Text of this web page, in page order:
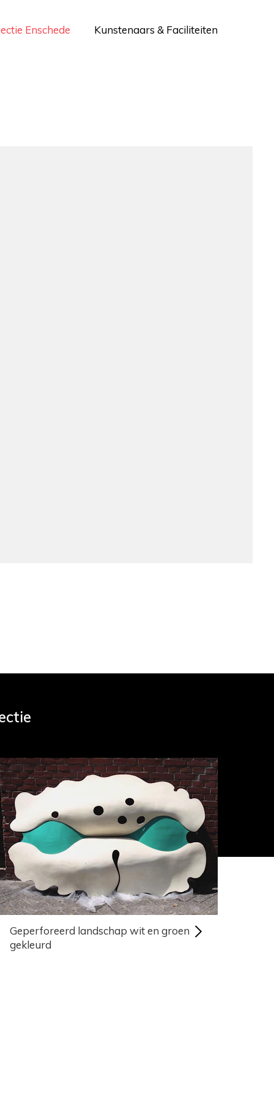
Enschede Kunstenaars & Faciliteiten
Geperforeerd landschap wit en groen
gekleurd